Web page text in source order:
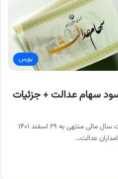
بورس
سهام عدالت + جزئیات
به گزارش پارت نیوز؛ سود سهام عدالت سال مالی منتهی به ۲۹ اسفند‌‌ ۱۴۰۱
عدالت…